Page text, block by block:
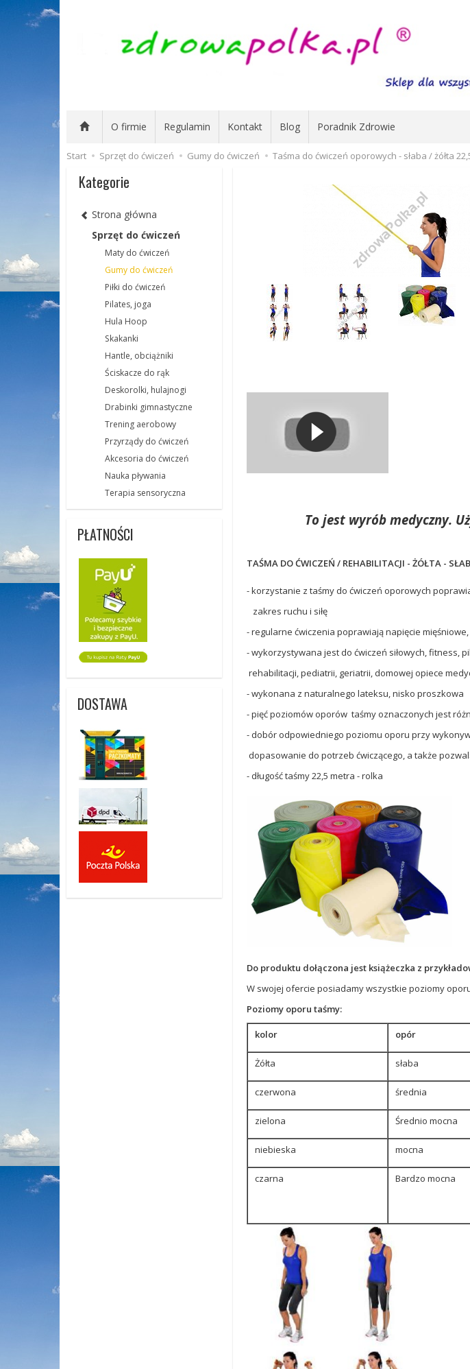
O firmie Regulamin Kontakt Blog Poradnik Zdrowie
Start Sprzęt do ćwiczeń Gumy do ćwiczeń Taśma do ćwiczeń oporowych - słaba / żółta
To jest wyrób medyczny.
TAŚMA DO ĆWICZEŃ / REHABILITACJI - ŻÓŁTA -
- korzystanie z taśmy do ćwiczeń oporowych
zakres ruchu i siłę
- regularne ćwiczenia poprawiają napięcie
- wykorzystywana jest do ćwiczeń siłowych, fitness,
rehabilitacji, pediatrii, geriatrii, domowej opiece
- wykonana z naturalnego lateksu, nisko proszkowa
- pięć poziomów oporów taśmy oznaczonych jest
- dobór odpowiedniego poziomu oporu przy
dopasowanie do potrzeb ćwiczącego, a także
- długość taśmy 22,5 metra - rolka
Do produktu dołączona jest książeczka z
W swojej ofercie posiadamy wszystkie poziomy
Poziomy oporu taśmy:
kolor opór
Żółta słaba
czerwona średnia
zielona Średnio mocna
niebieska mocna
czarna Bardzo mocna
Kategorie
Strona główna
Sprzęt do ćwiczeń
Maty do ćwiczeń
Gumy do ćwiczeń
Piłki do ćwiczeń
Pilates, joga
Hula Hoop
Skakanki
Hantle, obciążniki
Ściskacze do rąk
Deskorolki, hulajnogi
Drabinki gimnastyczne
Trening aerobowy
Przyrządy do ćwiczeń
Akcesoria do ćwiczeń
Nauka pływania
Terapia sensoryczna
PŁATNOŚCI
DOSTAWA